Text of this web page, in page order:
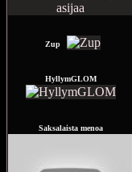
Zup
HyllymGLOM
Saksalaista menoa